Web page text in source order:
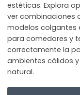
estéticas. Explora
ver combinaciones
modelos colgantes
para comedores y
correctamente la
ambientes cálidos
natural.